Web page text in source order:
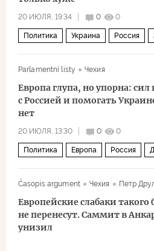
20 ИЮЛЯ, 19:34 0 0
Политика Украина Россия
Parlamentní listy
Чехия
Европа глупа, но упорна: сил
с Россией и помогать
нет
20 ИЮЛЯ, 13:30 0 0
Политика Европа Россия
Časopis argument
Чехия Петр
Европейские слабаки такого
не перенесут. Саммит в
унизил